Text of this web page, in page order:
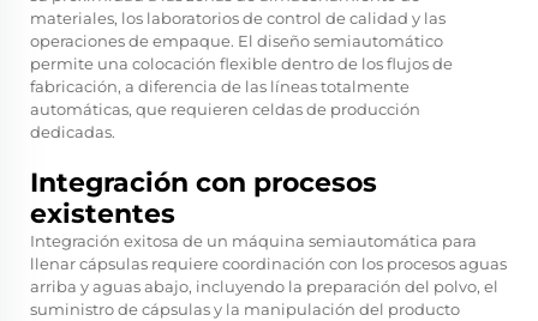
materiales, los laboratorios de control de calidad y las
operaciones de empaque. El diseño semiautomático
permite una colocación flexible dentro de los flujos de
fabricación, a diferencia de las líneas totalmente
automáticas, que requieren celdas de producción
dedicadas.
Integración con procesos
existentes
Integración exitosa de un máquina semiautomática para
llenar cápsulas requiere coordinación con los procesos aguas
arriba y aguas abajo, incluyendo la preparación del polvo, el
suministro de cápsulas y la manipulación del producto